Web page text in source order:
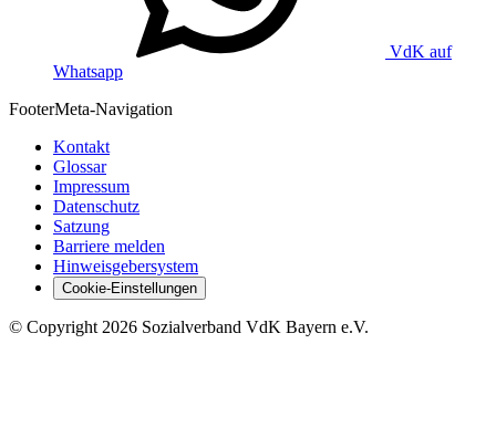
VdK auf
Whatsapp
FooterMeta-Navigation
Kontakt
Glossar
Impressum
Datenschutz
Satzung
Barriere melden
Hinweisgebersystem
Cookie-Einstellungen
© Copyright 2026 Sozialverband VdK Bayern e.V.